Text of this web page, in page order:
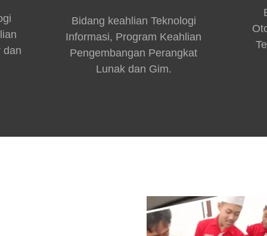
dan
Bidang keahlian Teknologi
Informasi, Program Keahlian
Pengembangan Perangkat
Lunak dan Gim.